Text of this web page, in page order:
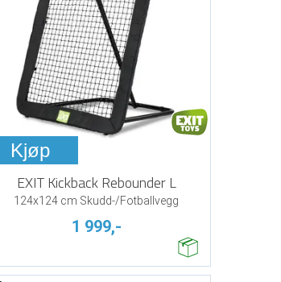
Kjøp
EXIT Kickback Rebounder L
124x124 cm Skudd-/Fotballvegg
1 999,-